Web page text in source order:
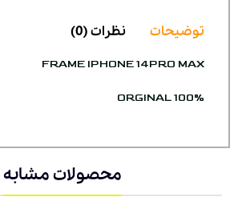
توضیحات نظرات (0)
FRAME IPHONE 14PRO MAX
ORGINAL 100%
محصولات مشابه